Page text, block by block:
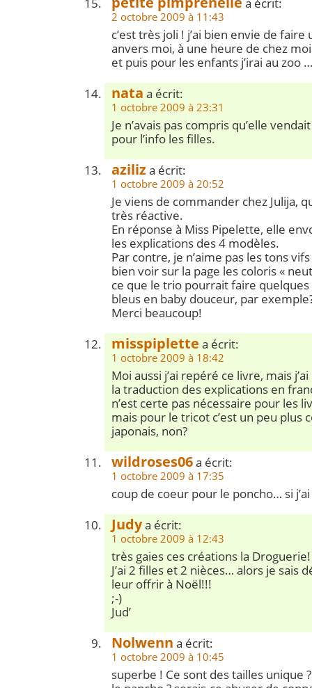
2 octobre 2009 à 11:43
c’est très joli ! j’ai bien envie de
anvers moi, à une heure de chez
et puis pour les enfants j’irai au zoo
nata a écrit:
1 octobre 2009 à 23:31
Je n’avais pas compris qu’elle
pour l’info les filles.
aziliza écrit:
1 octobre 2009 à 20:52
Je viens de commander chez Julija,
très réactive.
En réponse à Miss Pipelette, elle
les explications des 4 modèles.
Par contre, je n’aime pas les tons
bien voir sur la page les coloris «
ce que le trio pourrait faire
bleus en baby douceur, par
Merci beaucoup!
misspiplette a écrit:
1 octobre 2009 à 18:42
Moi aussi j’ai repéré ce livre, mais
la traduction des explications en
n’est certe pas nécessaire pour les
mais pour le tricot c’est un peu plus
japonais, non?
wildroses06a écrit:
1 octobre 2009 à 17:35
coup de coeur pour le poncho… si
Judya écrit:
1 octobre 2009 à 12:43
très gaies ces créations la Droguerie!
J’ai 2 filles et 2 nièces… alors je sais
leur offrir à Noël!!!
;-)
Jud’
Nolwenn a écrit:
1 octobre 2009 à 10:45
superbe ! Ce sont des tailles unique